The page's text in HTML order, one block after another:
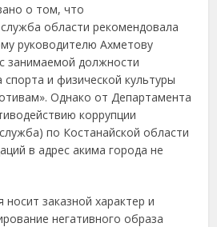
о том, что
области рекомендовала
руководителю Ахметову
занимаемой должности
и физической культуры
Однако от Департамента
коррупции
по Костанайской области
в адрес акима города не
заказной характер и
негативного образа